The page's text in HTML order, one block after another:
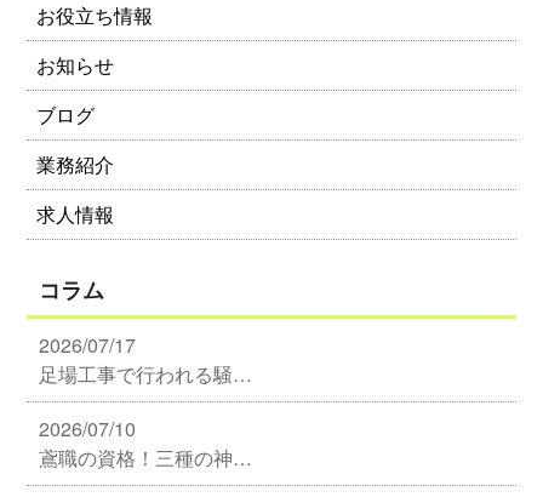
お役立ち情報
お知らせ
ブログ
業務紹介
求人情報
コラム
2026/07/17
足場工事で行われる騒…
2026/07/10
鳶職の資格！三種の神…